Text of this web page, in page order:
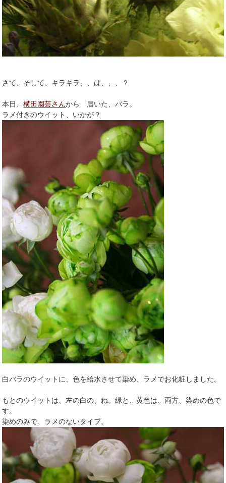
さて、そして、キラキラ、、は、、、？
本日、横田園芸さんから 届いた、バラ。
ラメ付きのウイット、いかが？
白バラのウイットに、色を給水させて染め、ラメでお化粧しました。
もとのウイットは、左の白の、ね。緑と、黄色は、両方、染めの色で
す。
染めのみで、ラメのないタイプ。